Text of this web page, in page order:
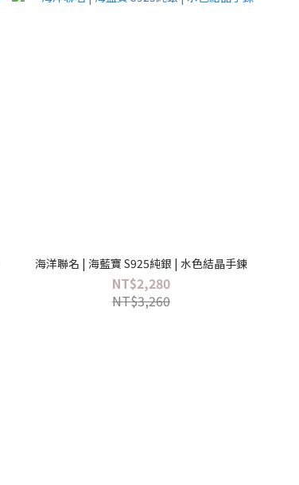
海洋聯名 | 海藍寶 S925純銀 | 水色結晶手鍊
NT$2,280
NT$3,260